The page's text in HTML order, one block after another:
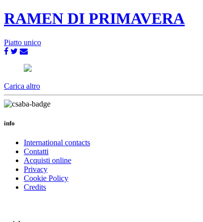
RAMEN DI PRIMAVERA
Piatto unico
Carica altro
info
International contacts
Contatti
Acquisti online
Privacy
Cookie Policy
Credits